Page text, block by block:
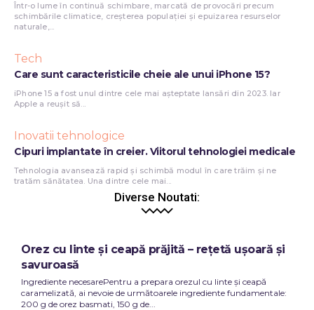
Într-o lume în continuă schimbare, marcată de provocări precum
schimbările climatice, creșterea populației și epuizarea resurselor
naturale,...
Tech
Care sunt caracteristicile cheie ale unui iPhone 15?
iPhone 15 a fost unul dintre cele mai așteptate lansări din 2023. Iar
Apple a reușit să...
Inovatii tehnologice
Cipuri implantate în creier. Viitorul tehnologiei medicale
Tehnologia avansează rapid și schimbă modul în care trăim și ne
tratăm sănătatea. Una dintre cele mai...
Diverse Noutati:
Orez cu linte și ceapă prăjită – rețetă ușoară și
savuroasă
Ingrediente necesarePentru a prepara orezul cu linte și ceapă
caramelizată, ai nevoie de următoarele ingrediente fundamentale:
200 g de orez basmati, 150 g de...